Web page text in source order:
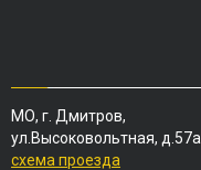
МО, г. Дмитров,
ул.Высоковольтная, д.57а
схема проезда